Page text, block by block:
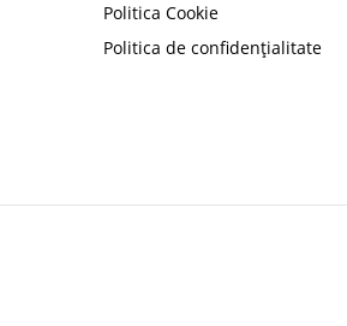
Politica Cookie
Politica de confidențialitate